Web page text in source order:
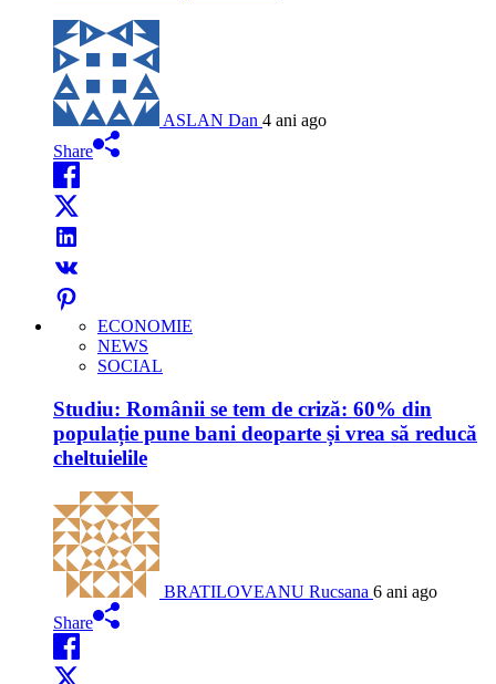
ASLAN Dan 4 ani ago
Share
ECONOMIE
NEWS
SOCIAL
Studiu: Românii se tem de criză: 60% din
populație pune bani deoparte și vrea să reducă
cheltuielile
BRATILOVEANU Rucsana 6 ani ago
Share